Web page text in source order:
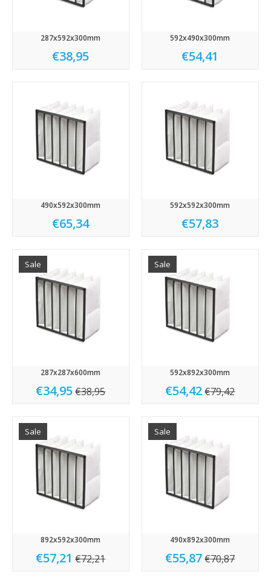
287x592x300mm
€38,95
592x490x300mm
€54,41
490x592x300mm
€65,34
592x592x300mm
€57,83
Sale
287x287x600mm
€34,95 €38,95
Sale
592x892x300mm
€54,42 €79,42
Sale
892x592x300mm
€57,21 €72,21
Sale
490x892x300mm
€55,87 €70,87